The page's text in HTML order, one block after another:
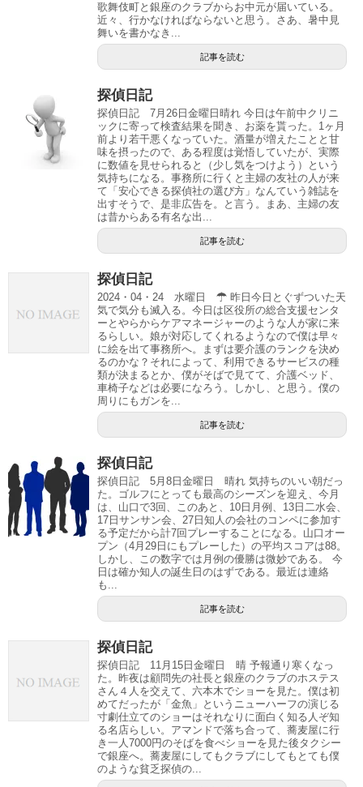
歌舞伎町と銀座のクラブからお中元が届いている。
近々、行かなければならないと思う。さあ、暑中見
舞いを書かなき...
記事を読む
探偵日記
探偵日記 7月26日金曜日晴れ 今日は午前中クリニ
ックに寄って検査結果を聞き、お薬を貰った。1ヶ月
前より若干悪くなっていた。酒量が増えたことと甘
味を摂ったので、ある程度は覚悟していたが、実際
に数値を見せられると（少し気をつけよう）という
気持ちになる。事務所に行くと主婦の友社の人が来
て「安心できる探偵社の選び方」なんていう雑誌を
出すそうで、是非広告を。と言う。まあ、主婦の友
は昔からある有名な出...
記事を読む
探偵日記
2024・04・24 水曜日 ☂ 昨日今日とぐずついた天
気で気分も滅入る。今日は区役所の総合支援センタ
ーとやらからケアマネージャーのような人が家に来
るらしい。娘が対応してくれるようなので僕は早々
に絵を出て事務所へ。まずは要介護のランクを決め
るのかな？それによって、利用できるサービスの種
類が決まるとか、僕がそばで見てて、介護ベッド、
車椅子などは必要になろう。しかし、と思う。僕の
周りにもガンを...
記事を読む
探偵日記
探偵日記 5月8日金曜日 晴れ 気持ちのいい朝だっ
た。ゴルフにとっても最高のシーズンを迎え、今月
は、山口で3回、このあと、10日月例、13日二水会、
17日サンサン会、27日知人の会社のコンペに参加す
る予定だから計7回プレーすることになる。山口オー
プン（4月29日にもプレーした）の平均スコアは88。
しかし、この数字では月例の優勝は微妙である。 今
日は確か知人の誕生日のはずである。最近は連絡
も...
記事を読む
探偵日記
探偵日記 11月15日金曜日 晴 予報通り寒くなっ
た。昨夜は顧問先の社長と銀座のクラブのホステス
さん４人を交えて、六本木でショーを見た。僕は初
めてだったが「金魚」というニューハーフの演じる
寸劇仕立てのショーはそれなりに面白く知る人ぞ知
る名店らしい。アマンドで落ち合って、蕎麦屋に行
き一人7000円のそばを食べショーを見た後タクシー
で銀座へ。蕎麦屋にしてもクラブにしてもとても僕
のような貧乏探偵の...